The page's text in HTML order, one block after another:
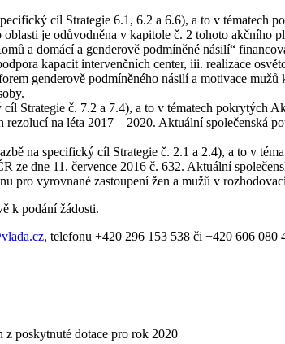
cíl Strategie 6.1, 6.2 a 6.6), a to v tématech
je odůvodněna v kapitole č. 2 tohoto akčního
a domácí a genderově podmíněné násilí“
kapacit intervenčních center, iii. realizace
genderově podmíněného násilí a motivace
Strategie č. 7.2 a 7.4), a to v tématech pokrytých
na léta 2017 – 2020. Aktuální společenská
na specifický cíl Strategie č. 2.1 a 2.4), a to v
ze dne 11. července 2016 č. 632. Aktuální
vyrovnané zastoupení žen a mužů v
k podání žádosti.
, telefonu +420 296 153 538 či +420 606 080
poskytnuté dotace pro rok 2020